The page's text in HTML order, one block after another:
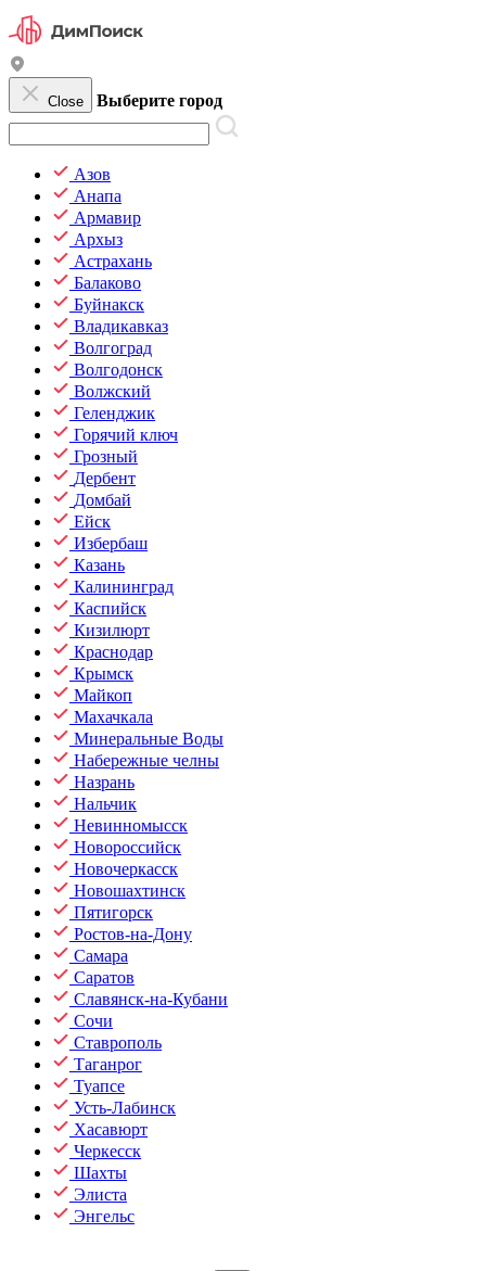
Close Выберите город
Азов
Анапа
Армавир
Архыз
Астрахань
Балаково
Буйнакск
Владикавказ
Волгоград
Волгодонск
Волжский
Геленджик
Горячий ключ
Грозный
Дербент
Домбай
Ейск
Избербаш
Казань
Калининград
Каспийск
Кизилюрт
Краснодар
Крымск
Майкоп
Махачкала
Минеральные Воды
Набережные челны
Назрань
Нальчик
Невинномысск
Новороссийск
Новочеркасск
Новошахтинск
Пятигорск
Ростов-на-Дону
Самара
Саратов
Славянск-на-Кубани
Сочи
Ставрополь
Таганрог
Туапсе
Усть-Лабинск
Хасавюрт
Черкесск
Шахты
Элиста
Энгельс